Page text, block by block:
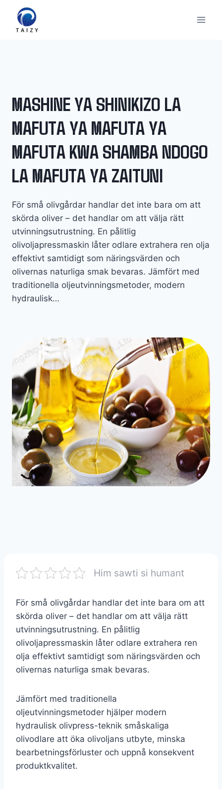
content
MASHINE YA SHINIKIZO LA
MAFUTA YA MAFUTA YA
MAFUTA KWA SHAMBA NDOGO
LA MAFUTA YA ZAITUNI
För små olivgårdar handlar det inte bara om att
skörda oliver – det handlar om att välja rätt
utvinningsutrustning. En pålitlig
olivoljapressmaskin låter odlare extrahera ren olja
effektivt samtidigt som näringsvärden och
olivernas naturliga smak bevaras. Jämfört med
traditionella oljeutvinningsmetoder, modern
hydraulisk…
Him sawti si humant
För små olivgårdar handlar det inte bara om att
skörda oliver – det handlar om att välja rätt
utvinningsutrustning. En pålitlig
olivoljapressmaskin låter odlare extrahera ren
olja effektivt samtidigt som näringsvärden och
olivernas naturliga smak bevaras.
Jämfört med traditionella
oljeutvinningsmetoder hjälper modern
hydraulisk olivpress-teknik småskaliga
olivodlare att öka olivoljans utbyte, minska
bearbetningsförluster och uppnå konsekvent
produktkvalitet.